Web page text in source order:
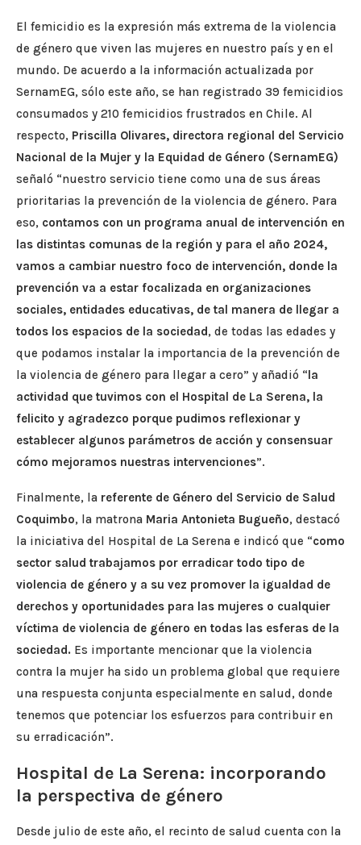
El femicidio es la expresión más extrema de la violencia
de género que viven las mujeres en nuestro país y en el
mundo. De acuerdo a la información actualizada por
SernamEG, sólo este año, se han registrado 39 femicidios
consumados y 210 femicidios frustrados en Chile. Al
respecto, Priscilla Olivares, directora regional del Servicio
Nacional de la Mujer y la Equidad de Género (SernamEG)
señaló “nuestro servicio tiene como una de sus áreas
prioritarias la prevención de la violencia de género. Para
eso, contamos con un programa anual de intervención en
las distintas comunas de la región y para el año 2024,
vamos a cambiar nuestro foco de intervención, donde la
prevención va a estar focalizada en organizaciones
sociales, entidades educativas, de tal manera de llegar a
todos los espacios de la sociedad, de todas las edades y
que podamos instalar la importancia de la prevención de
la violencia de género para llegar a cero” y añadió “la
actividad que tuvimos con el Hospital de La Serena, la
felicito y agradezco porque pudimos reflexionar y
establecer algunos parámetros de acción y consensuar
cómo mejoramos nuestras intervenciones”.
Finalmente, la referente de Género del Servicio de Salud
Coquimbo, la matrona Maria Antonieta Bugueño, destacó
la iniciativa del Hospital de La Serena e indicó que “como
sector salud trabajamos por erradicar todo tipo de
violencia de género y a su vez promover la igualdad de
derechos y oportunidades para las mujeres o cualquier
víctima de violencia de género en todas las esferas de la
sociedad. Es importante mencionar que la violencia
contra la mujer ha sido un problema global que requiere
una respuesta conjunta especialmente en salud, donde
tenemos que potenciar los esfuerzos para contribuir en
su erradicación”.
Hospital de La Serena: incorporando
la perspectiva de género
Desde julio de este año, el recinto de salud cuenta con la